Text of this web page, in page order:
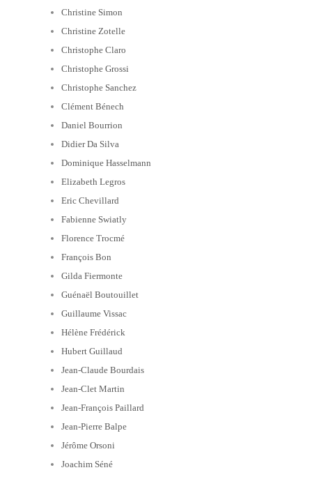
Christine Simon
Christine Zotelle
Christophe Claro
Christophe Grossi
Christophe Sanchez
Clément Bénech
Daniel Bourrion
Didier Da Silva
Dominique Hasselmann
Elizabeth Legros
Eric Chevillard
Fabienne Swiatly
Florence Trocmé
François Bon
Gilda Fiermonte
Guénaël Boutouillet
Guillaume Vissac
Hélène Frédérick
Hubert Guillaud
Jean-Claude Bourdais
Jean-Clet Martin
Jean-François Paillard
Jean-Pierre Balpe
Jérôme Orsoni
Joachim Séné